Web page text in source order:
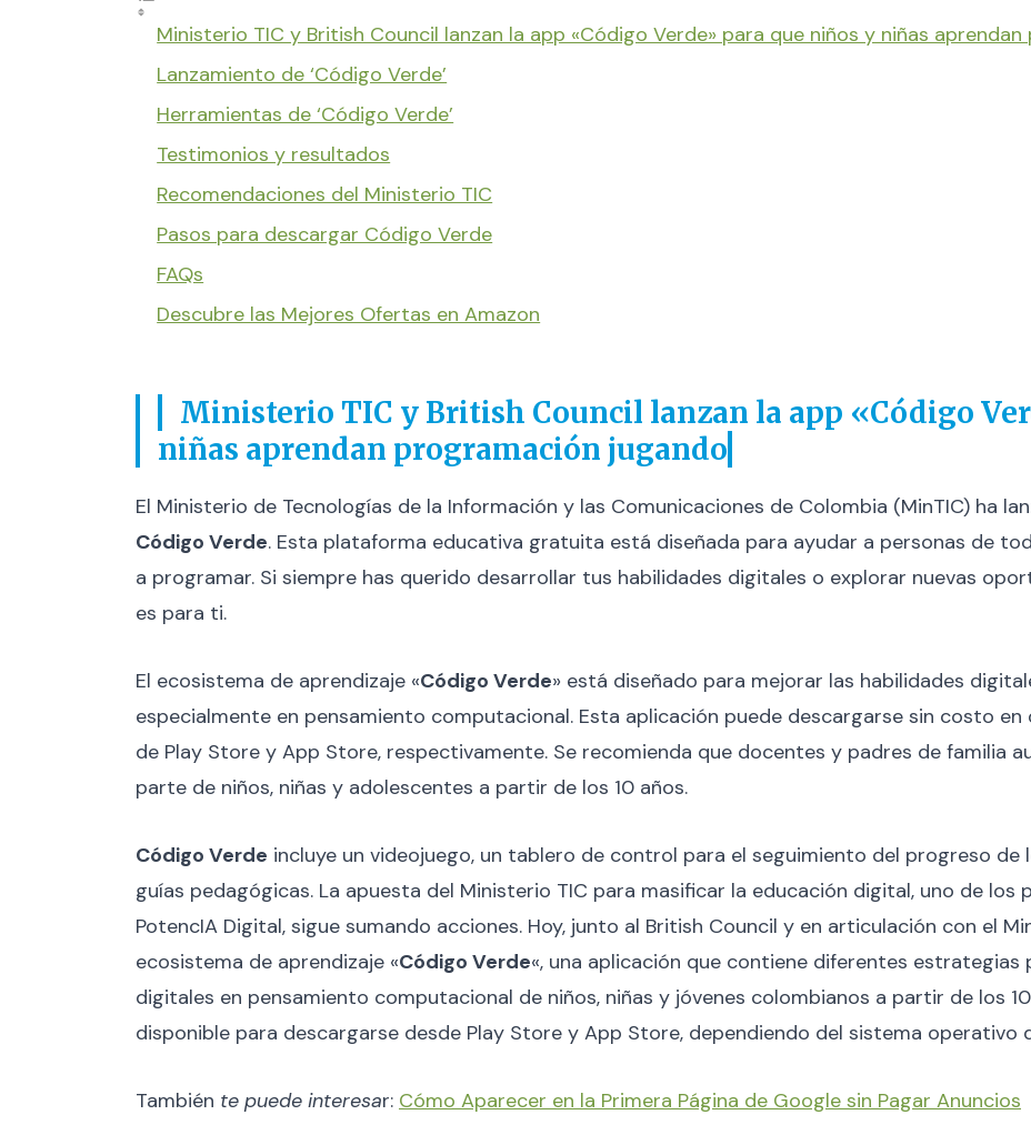
Ministerio TIC y British Council lanzan la app «Código Verde» para que niños y niñas
Lanzamiento de ‘Código Verde’
Herramientas de ‘Código Verde’
Testimonios y resultados
Recomendaciones del Ministerio TIC
Pasos para descargar Código Verde
FAQs
Descubre las Mejores Ofertas en Amazon
Ministerio TIC y British Council lanzan la app «Código
niñas aprendan programación jugando
El Ministerio de Tecnologías de la Información y las Comunicaciones de Colombia (MinTIC) ha
Código Verde. Esta plataforma educativa gratuita está diseñada para ayudar a personas de
a programar. Si siempre has querido desarrollar tus habilidades digitales o explorar nuevas
es para ti.
El ecosistema de aprendizaje «Código Verde» está diseñado para mejorar las habilidades
especialmente en pensamiento computacional. Esta aplicación puede descargarse sin costo
de Play Store y App Store, respectivamente. Se recomienda que docentes y padres de familia
parte de niños, niñas y adolescentes a partir de los 10 años.
Código Verde incluye un videojuego, un tablero de control para el seguimiento del progreso
guías pedagógicas. La apuesta del Ministerio TIC para masificar la educación digital, uno de los
PotencIA Digital, sigue sumando acciones. Hoy, junto al British Council y en articulación con el
ecosistema de aprendizaje «Código Verde«, una aplicación que contiene diferentes estrategias
digitales en pensamiento computacional de niños, niñas y jóvenes colombianos a partir de los
disponible para descargarse desde Play Store y App Store, dependiendo del sistema operativo
También te puede interesar: Cómo Aparecer en la Primera Página de Google sin Pagar Anuncios